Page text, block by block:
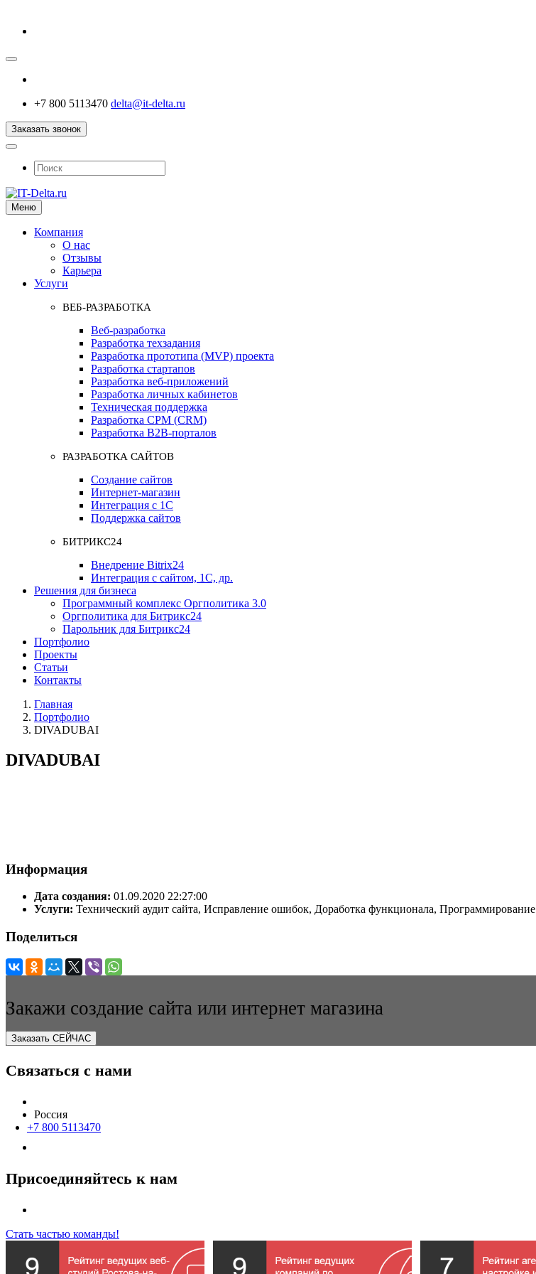
+7 800 5113470 delta@it-delta.ru
Заказать звонок
Меню
Компания
О нас
Отзывы
Карьера
Услуги
ВЕБ-РАЗРАБОТКА
Веб-разработка
Разработка техзадания
Разработка прототипа (MVP) проекта
Разработка стартапов
Разработка веб-приложений
Разработка личных кабинетов
Техническая поддержка
Разработка СРМ (CRM)
Разработка B2B-порталов
РАЗРАБОТКА САЙТОВ
Создание сайтов
Интернет-магазин
Интеграция с 1С
Поддержка сайтов
БИТРИКС24
Внедрение Bitrix24
Интеграция с сайтом, 1С, др.
Решения для бизнеса
Программный комплекс Оргполитика 3.0
Оргполитика для Битрикс24
Парольник для Битрикс24
Портфолио
Проекты
Статьи
Контакты
Главная
Портфолио
DIVADUBAI
DIVADUBAI
Информация
Дата создания: 01.09.2020 22:27:00
Услуги: Технический аудит сайта, Исправление ошибок, Доработка функционала, Программирование
Поделиться
Закажи создание сайта или интернет магазина
Заказать СЕЙЧАС
Связаться с нами
Россия
+7 800 5113470
Присоединяйтесь к нам
Стать частью команды!